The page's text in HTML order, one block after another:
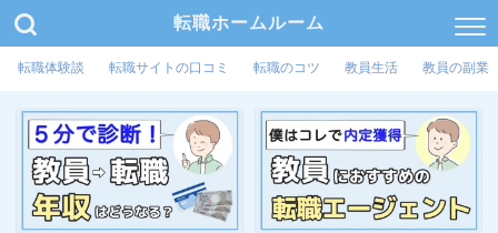
転職ホームルーム
転職体験談 転職サイトの口コミ 転職のコツ 教員生活 教員の副業